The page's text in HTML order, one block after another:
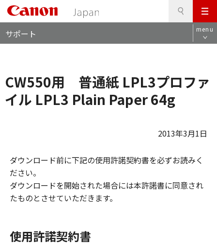
メ
ニ
ュ
ビ
サポート menu
CW550用 普通紙 LPL3プロファ
イル LPL3 Plain Paper 64g
2013年3月1日
ダウンロード前に下記の使用許諾契約書を必ずお読みく
ださい。
ダウンロードを開始された場合には本許諾書に同意され
たものとさせていただきます。
使用許諾契約書